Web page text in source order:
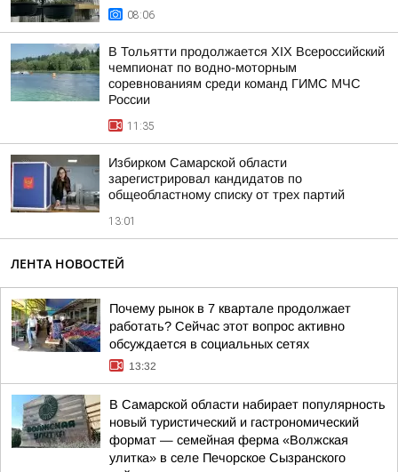
08:06
В Тольятти продолжается XIX Всероссийский
чемпионат по водно-моторным
соревнованиям среди команд ГИМС МЧС
России
11:35
Избирком Самарской области
зарегистрировал кандидатов по
общеобластному списку от трех партий
13:01
ЛЕНТА НОВОСТЕЙ
Почему рынок в 7 квартале продолжает
работать? Сейчас этот вопрос активно
обсуждается в социальных сетях
13:32
В Самарской области набирает популярность
новый туристический и гастрономический
формат — семейная ферма «Волжская
улитка» в селе Печорское Сызранского